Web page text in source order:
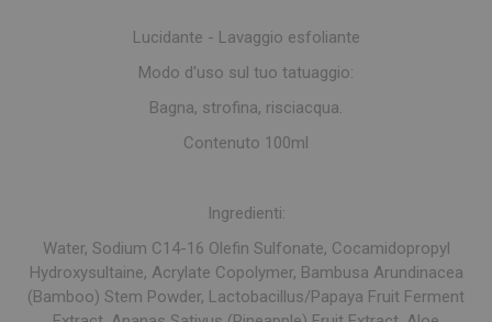
Lucidante - Lavaggio esfoliante
Modo d'uso sul tuo tatuaggio:
Bagna, strofina, risciacqua.
Contenuto 100ml
Ingredienti:
Water, Sodium C14-16 Olefin Sulfonate, Cocamidopropyl
Hydroxysultaine, Acrylate Copolymer, Bambusa Arundinacea
(Bamboo) Stem Powder, Lactobacillus/Papaya Fruit Ferment